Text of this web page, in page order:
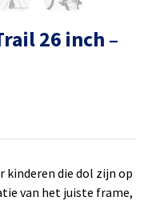
26 inch –
kinderen die dol zijn op
van het juiste frame,